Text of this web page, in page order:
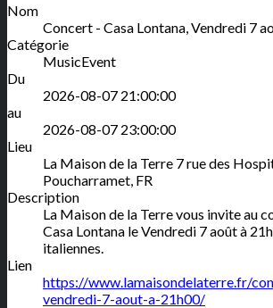
Nom
Concert - Casa Lontana, Vendredi 7
Catégorie
MusicEvent
Du
2026-08-07 21:00:00
au
2026-08-07 23:00:00
Lieu
La Maison de la Terre 7 rue des
Poucharramet, FR
Description
La Maison de la Terre vous invite au
Casa Lontana le Vendredi 7 août à
italiennes.
Lien
https://www.lamaisondelaterre.fr/
vendredi-7-aout-a-21h00/